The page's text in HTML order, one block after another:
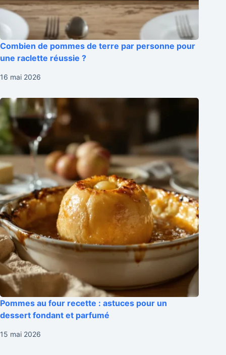
Combien de pommes de terre par personne pour
une raclette réussie ?
16 mai 2026
Pommes au four recette : astuces pour un
dessert fondant et parfumé
15 mai 2026